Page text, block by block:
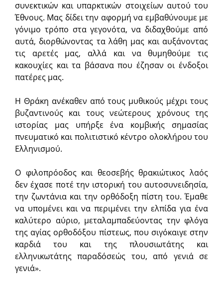
συνεκτικών και υπαρκτικών στοιχείων αυτού του
Έθνους. Μας δίδει την αφορμή να εμβαθύνουμε με
γόνιμο τρόπο στα γεγονότα, να διδαχθούμε από
αυτά, διορθώνοντας τα λάθη μας και αυξάνοντας
τις αρετές μας, αλλά και να θυμηθούμε τις
κακουχίες και τα βάσανα που έζησαν οι ένδοξοι
πατέρες μας.
Η Θράκη ανέκαθεν από τους μυθικούς μέχρι τους
βυζαντινούς και τους νεώτερους χρόνους της
ιστορίας μας υπήρξε ένα κομβικής σημασίας
πνευματικό και πολιτιστικό κέντρο ολοκλήρου του
Ελληνισμού.
Ο φιλοπρόοδος και θεοσεβής θρακιώτικος λαός
δεν έχασε ποτέ την ιστορική του αυτοσυνειδησία,
την ζωντάνια και την ορθόδοξη πίστη του. Έμαθε
να υπομένει και να περιμένει την ελπίδα για ένα
καλύτερο αύριο, μεταλαμπαδεύοντας την φλόγα
της αγίας ορθοδόξου πίστεως, που σιγόκαιγε στην
καρδιά του και της πλουσιωτάτης και
ελληνικωτάτης παραδόσεώς του, από γενιά σε
γενιά».